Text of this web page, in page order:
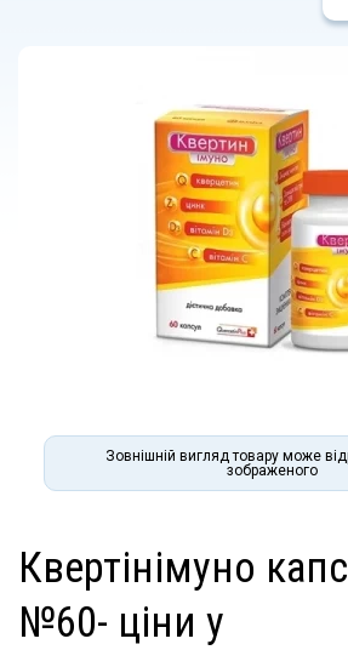
Зовнішній вигляд товару може
зображеного
квертінімуно капсули
№60- ціни у